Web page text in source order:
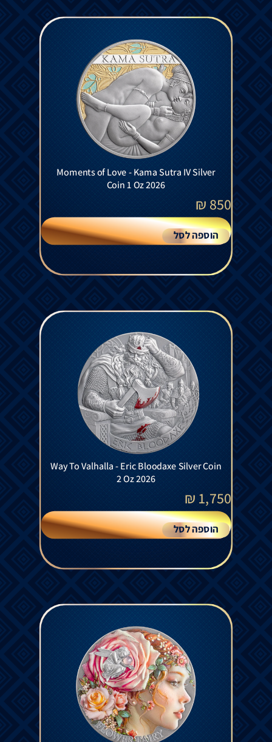
Moments of Love - Kama Sutra IV Silver
Coin 1 Oz 2026
850
₪
הוספה לסל
Way To Valhalla - Eric Bloodaxe Silver Coin
2 Oz 2026
1,750
₪
הוספה לסל